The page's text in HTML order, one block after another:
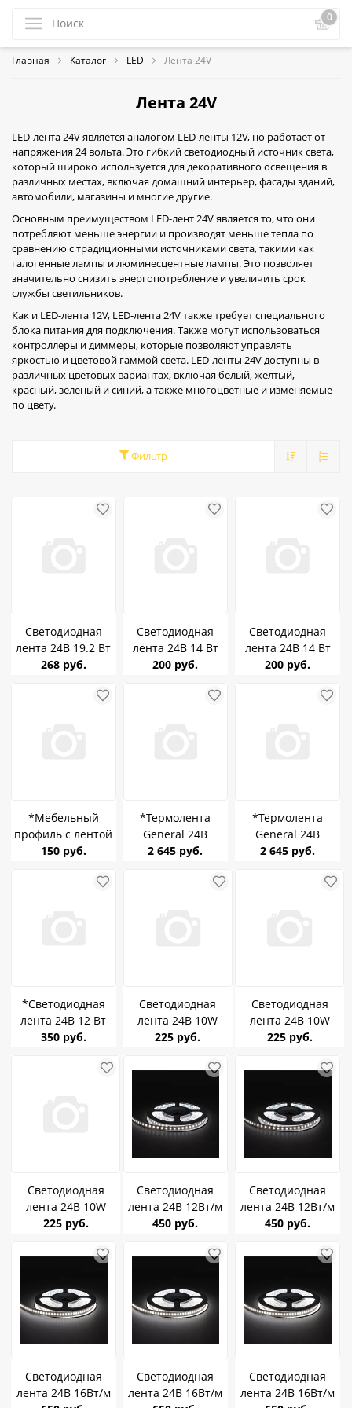
0
Главная Каталог LED Лента 24V
Лента 24V
LED-лента 24V является аналогом LED-ленты 12V, но работает от
напряжения 24 вольта. Это гибкий светодиодный источник света,
который широко используется для декоративного освещения в
различных местах, включая домашний интерьер, фасады зданий,
автомобили, магазины и многие другие.
Основным преимуществом LED-лент 24V является то, что они
потребляют меньше энергии и производят меньше тепла по
сравнению с традиционными источниками света, такими как
галогенные лампы и люминесцентные лампы. Это позволяет
значительно снизить энергопотребление и увеличить срок
службы светильников.
Как и LED-лента 12V, LED-лента 24V также требует специального
блока питания для подключения. Также могут использоваться
контроллеры и диммеры, которые позволяют управлять
яркостью и цветовой гаммой света. LED-ленты 24V доступны в
различных цветовых вариантах, включая белый, желтый,
красный, зеленый и синий, а также многоцветные и изменяемые
по цвету.
Фильтр
Светодиодная
лента 24В 19.2 Вт
Redigle 4000K
268 руб.
Светодиодная
лента 24В 14 Вт
Ecola 4200K COB
200 руб.
Светодиодная
лента 24В 14 Вт
Ecola 2700K COB
200 руб.
*Мебельный
профиль с лентой
Redigle RG-CGDT01
150 руб.
*Термолента
General 24В
14,4Вт/м 6000К
2 645 руб.
*Термолента
General 24В
14,4Вт/м 4000К
2 645 руб.
*Светодиодная
лента 24В 12 Вт
Redigle 3000-6500K
350 руб.
Светодиодная
лента 24В 10W
Redigle 4000K
IC (кратно 10м)
225 руб.
Светодиодная
лента 24В 10W
Redigle 3000K
IC (кратно 10м)
225 руб.
Светодиодная
лента 24В 10W
Redigle 6500K
IC (кратно 10м)
225 руб.
Светодиодная
лента 24В 12Вт/м
Geniled GL-
4200K IP65 03593
450 руб.
Светодиодная
лента 24В 12Вт/м
Geniled GL-
6500K IP65 03594
450 руб.
Светодиодная
лента 24В 16Вт/м
Светодиодная
лента 24В 16Вт/м
Светодиодная
лента 24В 16Вт/м